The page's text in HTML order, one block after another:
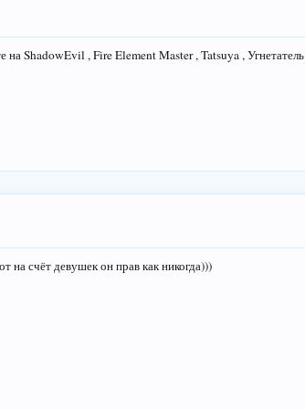
на ShadowEvil , Fire Element Master , Tatsuya , Угнетатель
счёт девушек он прав как никогда)))